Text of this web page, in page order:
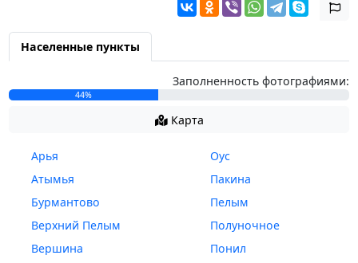
Населенные пункты
Заполненность фотографиями:
44%
Карта
Арья
Атымья
Бурмантово
Верхний Пелым
Вершина
Оус
Пакина
Пелым
Полуночное
Понил